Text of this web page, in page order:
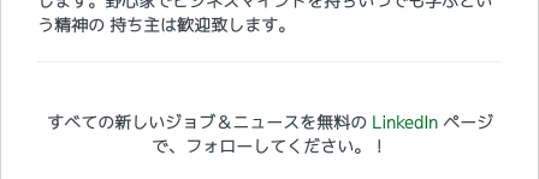
う精神の 持ち主は歓迎致します。
すべての新しいジョブ＆ニュースを無料の LinkedInページ
で、フォローしてください。！